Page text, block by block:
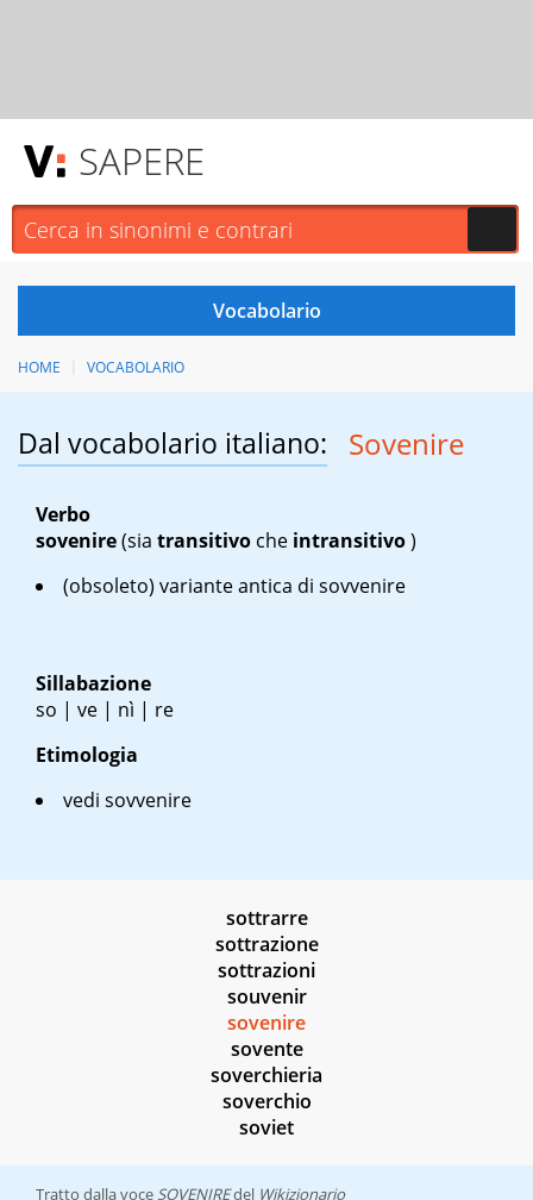
SAPERE
HOME VOCABOLARIO
Dal vocabolario italiano: Sovenire
Verbo
sovenire(sia transitivo che intransitivo)
(obsoleto) variante antica di sovvenire
Sillabazione
so | ve | nì | re
Etimologia
vedi sovvenire
sottrarre
sottrazione
sottrazioni
souvenir
sovenire
sovente
soverchieria
soverchio
soviet
Tratto dalla voce SOVENIREdel Wikizionario